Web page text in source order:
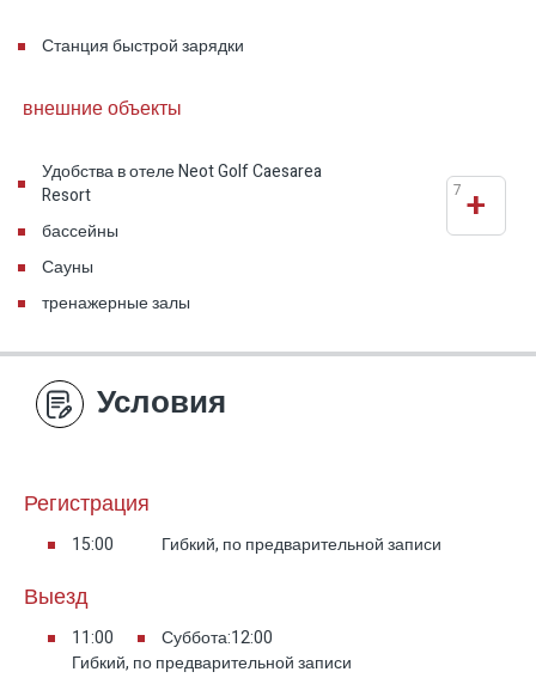
Станция быстрой зарядки
внешние объекты
Удобства в отеле Neot Golf Caesarea
Resort
бассейны
Сауны
тренажерные залы
+
7
Условия
Регистрация
15:00 Гибкий, по предварительной записи
Выезд
11:00
Суббота:12:00
Гибкий, по предварительной записи